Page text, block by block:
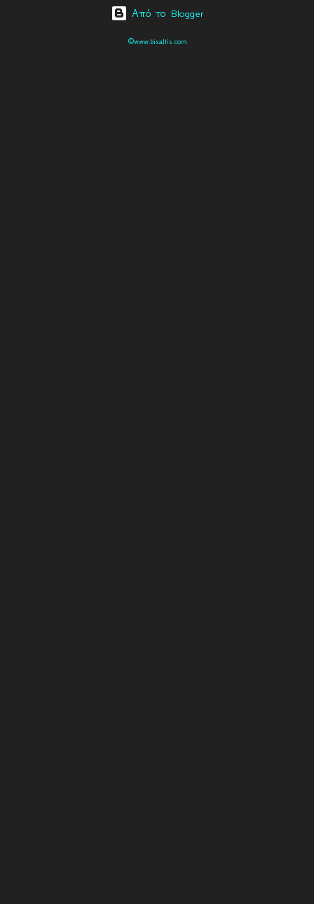
Από το Blogger
©www.bisaltis.com